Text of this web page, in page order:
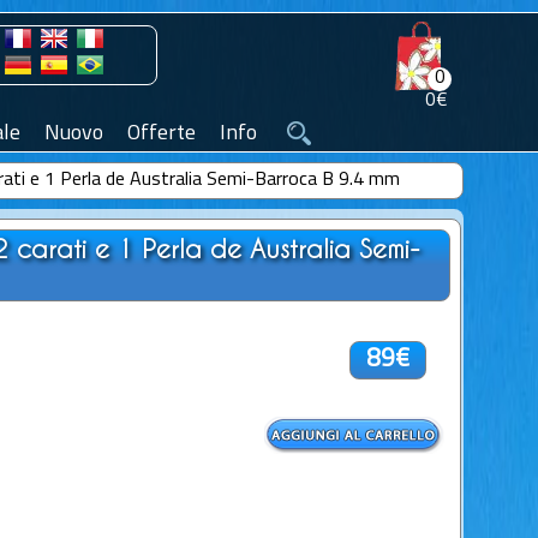
0
0€
Nuovo Offerte Info
e 1 Perla de Australia Semi-Barroca B 9.4 mm
e 1 Perla de Australia Semi-
89€